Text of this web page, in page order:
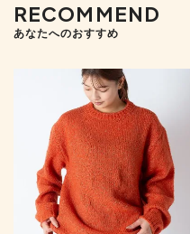
RECOMMEND
あなたへのおすすめ